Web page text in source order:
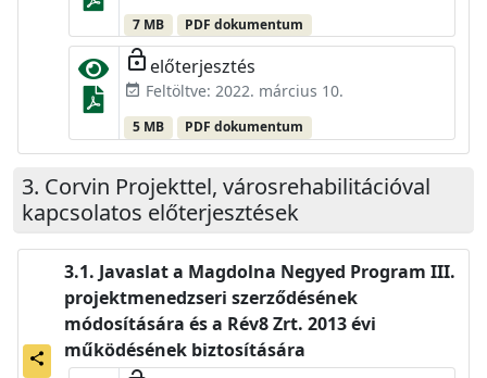
7 MB PDF dokumentum
lock_open előterjesztés
event_available Feltöltve: 2022. március 10.
5 MB PDF dokumentum
Corvin Projekttel, városrehabilitációval
kapcsolatos előterjesztések
share
Javaslat a Magdolna Negyed Program III.
projektmenedzseri szerződésének
módosítására és a Rév8 Zrt. 2013 évi
működésének biztosítására